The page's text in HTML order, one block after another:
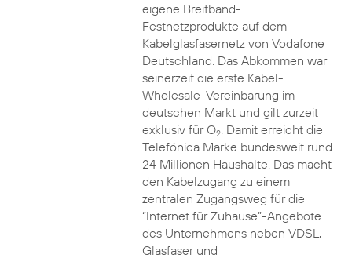
eigene Breitband-
Festnetzprodukte auf dem
Kabelglasfasernetz von Vodafone
Deutschland. Das Abkommen war
seinerzeit die erste Kabel-
Wholesale-Vereinbarung im
deutschen Markt und gilt zurzeit
exklusiv für O2. Damit erreicht die
Telefónica Marke bundesweit rund
24 Millionen Haushalte. Das macht
den Kabelzugang zu einem
zentralen Zugangsweg für die
“Internet für Zuhause”-Angebote
des Unternehmens neben VDSL,
Glasfaser und